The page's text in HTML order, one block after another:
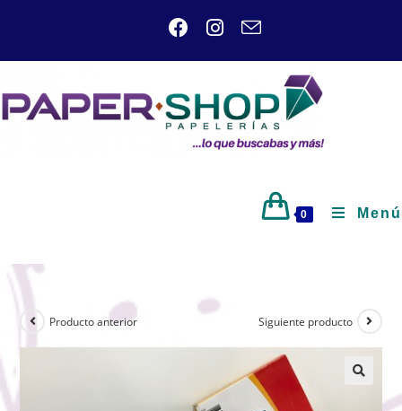
0 Menú
Producto anterior Siguiente producto